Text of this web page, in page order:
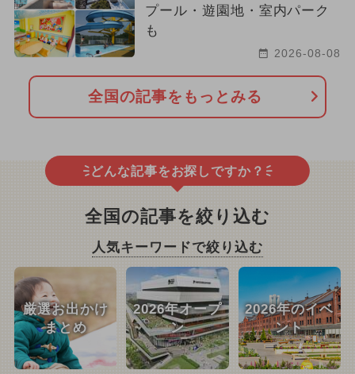
プール・遊園地・室内パーク
も
2026-08-08
全国の記事をもっとみる
どんな記事をお探しですか？
全国の記事を絞り込む
人気キーワードで絞り込む
厳選お出かけ
まとめ
2026年オープ
ン
2026年のイベ
ント